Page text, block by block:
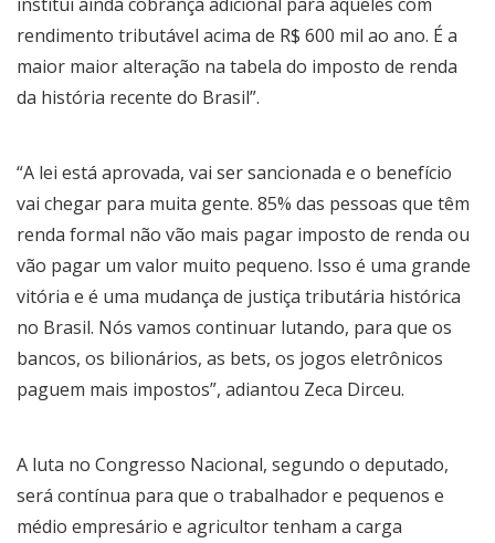
rendimento tributável acima de R$ 600 mil ao ano. É a
maior maior alteração na tabela do imposto de renda
da história recente do Brasil”.
“A lei está aprovada, vai ser sancionada e o benefício
vai chegar para muita gente. 85% das pessoas que têm
renda formal não vão mais pagar imposto de renda ou
vão pagar um valor muito pequeno. Isso é uma grande
vitória e é uma mudança de justiça tributária histórica
no Brasil. Nós vamos continuar lutando, para que os
bancos, os bilionários, as bets, os jogos eletrônicos
paguem mais impostos”, adiantou Zeca Dirceu.
A luta no Congresso Nacional, segundo o deputado,
será contínua para que o trabalhador e pequenos e
médio empresário e agricultor tenham a carga